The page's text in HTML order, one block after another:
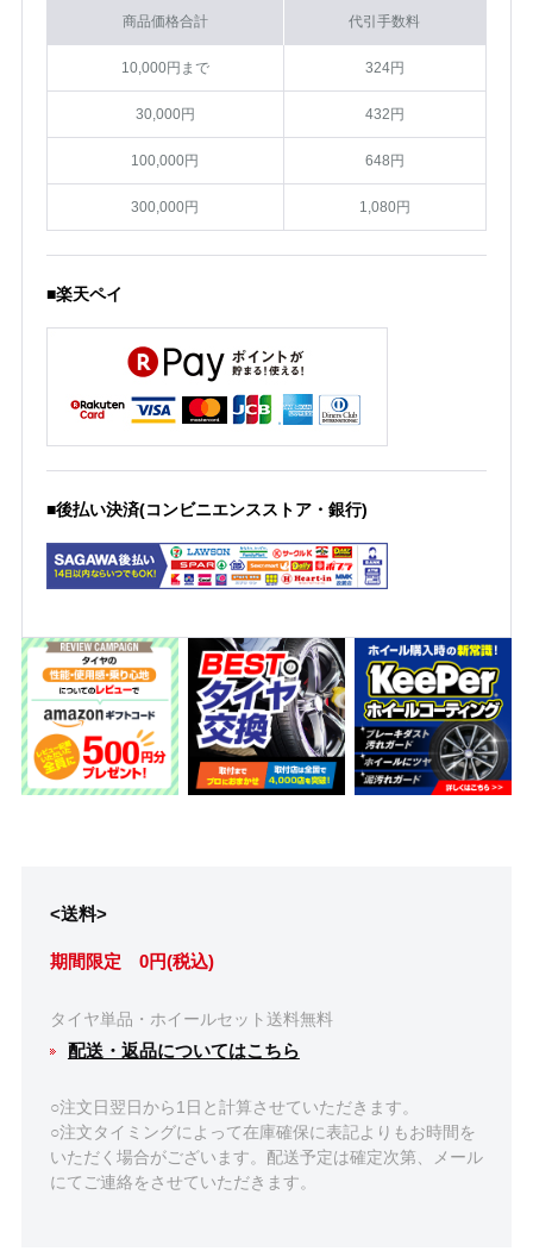
商品価格合計 代引手数料
10,000円まで 324円
30,000円 432円
100,000円 648円
300,000円 1,080円
■楽天ペイ
■後払い決済(コンビニエンスストア・銀行)
<送料>
期間限定 0円(税込)
タイヤ単品・ホイールセット送料無料
配送・返品についてはこちら
○注文日翌日から1日と計算させていただきます。
○注文タイミングによって在庫確保に表記よりもお時間を
いただく場合がございます。配送予定は確定次第、メール
にてご連絡をさせていただきます。